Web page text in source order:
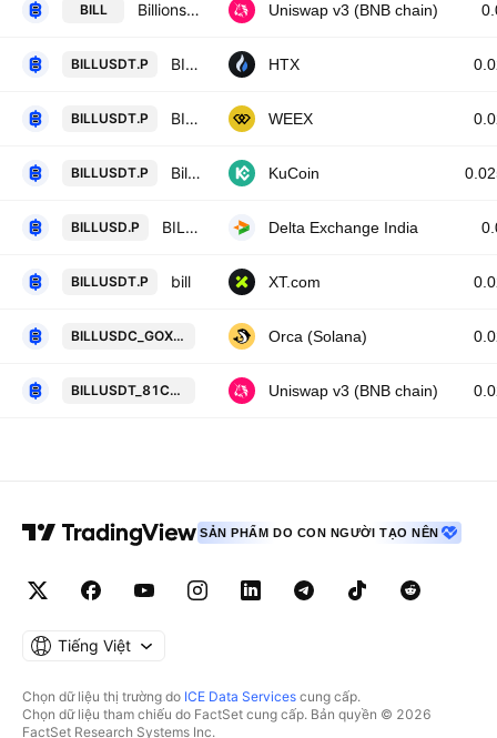
BILL Billions Network Token / USDT Uniswap v3 (BNB chain)
BILLUSDT.P BILL Perpetual LinearSwap Contract HTX
BILLUSDT.P BILL/TETHERUS PERPETUAL CONTRACT WEEX
BILLUSDT.P Billions Network/Tether Perpetual Contract KuCoin
BILLUSD.P BILL perpetual future quoted in USD Delta Exchange India
BILLUSDT.P bill XT.com
BILLUSDC_GOXK6G Billions Network Token / USD Coin on
Orca (Solana)
BILLUSDT_81C170 Billions Network Token / Tether
Uniswap v3 (BNB chain)
SẢN PHẨM DO CON NGƯỜI TẠO NÊN
Tiếng Việt
Chọn dữ liệu thị trường do ICE Data Services cung cấp.
Chọn dữ liệu tham chiếu do FactSet cung cấp. Bản quyền © 2026
FactSet Research Systems Inc.